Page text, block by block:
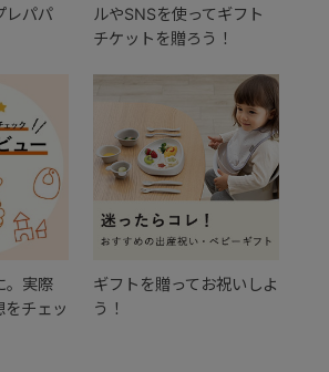
レパパ
ルやSNSを使ってギフト
チケットを贈ろう！
。実際
をチェッ
ギフトを贈ってお祝いしよ
う！